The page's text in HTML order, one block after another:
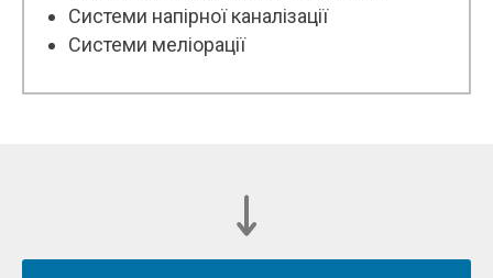
Системи напірної каналізації
Системи меліорації